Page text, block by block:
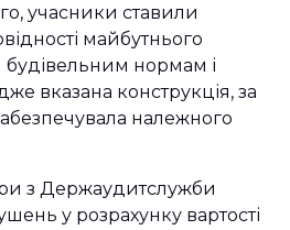
учасники ставили
майбутнього
нормам і
вказана конструкція, за
належного
з Держаудитслужби
у розрахунку вартості